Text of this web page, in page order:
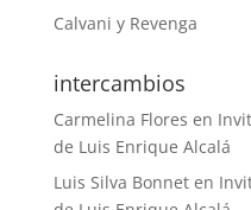
Calvani y Revenga
intercambios
Carmelina Flores en
de Luis Enrique Alcalá
Luis Silva Bonneten